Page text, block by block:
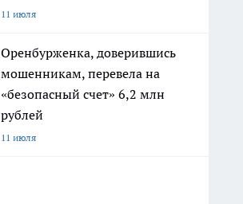
11 июля
Оренбурженка, доверившись
мошенникам, перевела на
«безопасный счет» 6,2 млн
рублей
11 июля